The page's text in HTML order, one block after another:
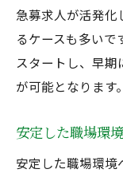
急募求人が活発化
るケースも多いで
スタートし、早期
が可能となります。
安定した職場環
安定した職場環境